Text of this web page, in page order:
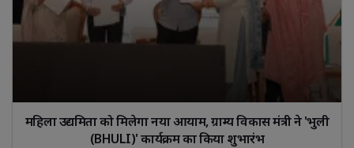
महिला उद्यमिता को मिलेगा नया आयाम, ग्राम्य विकास मंत्री ने 'भुली
(BHULI)' कार्यक्रम का किया शुभारंभ